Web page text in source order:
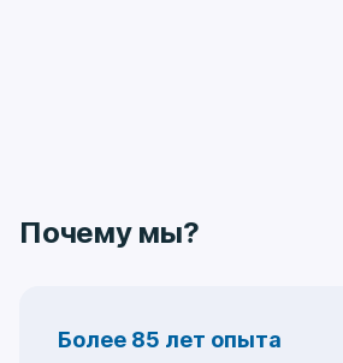
Почему мы?
Более 85 лет опыта